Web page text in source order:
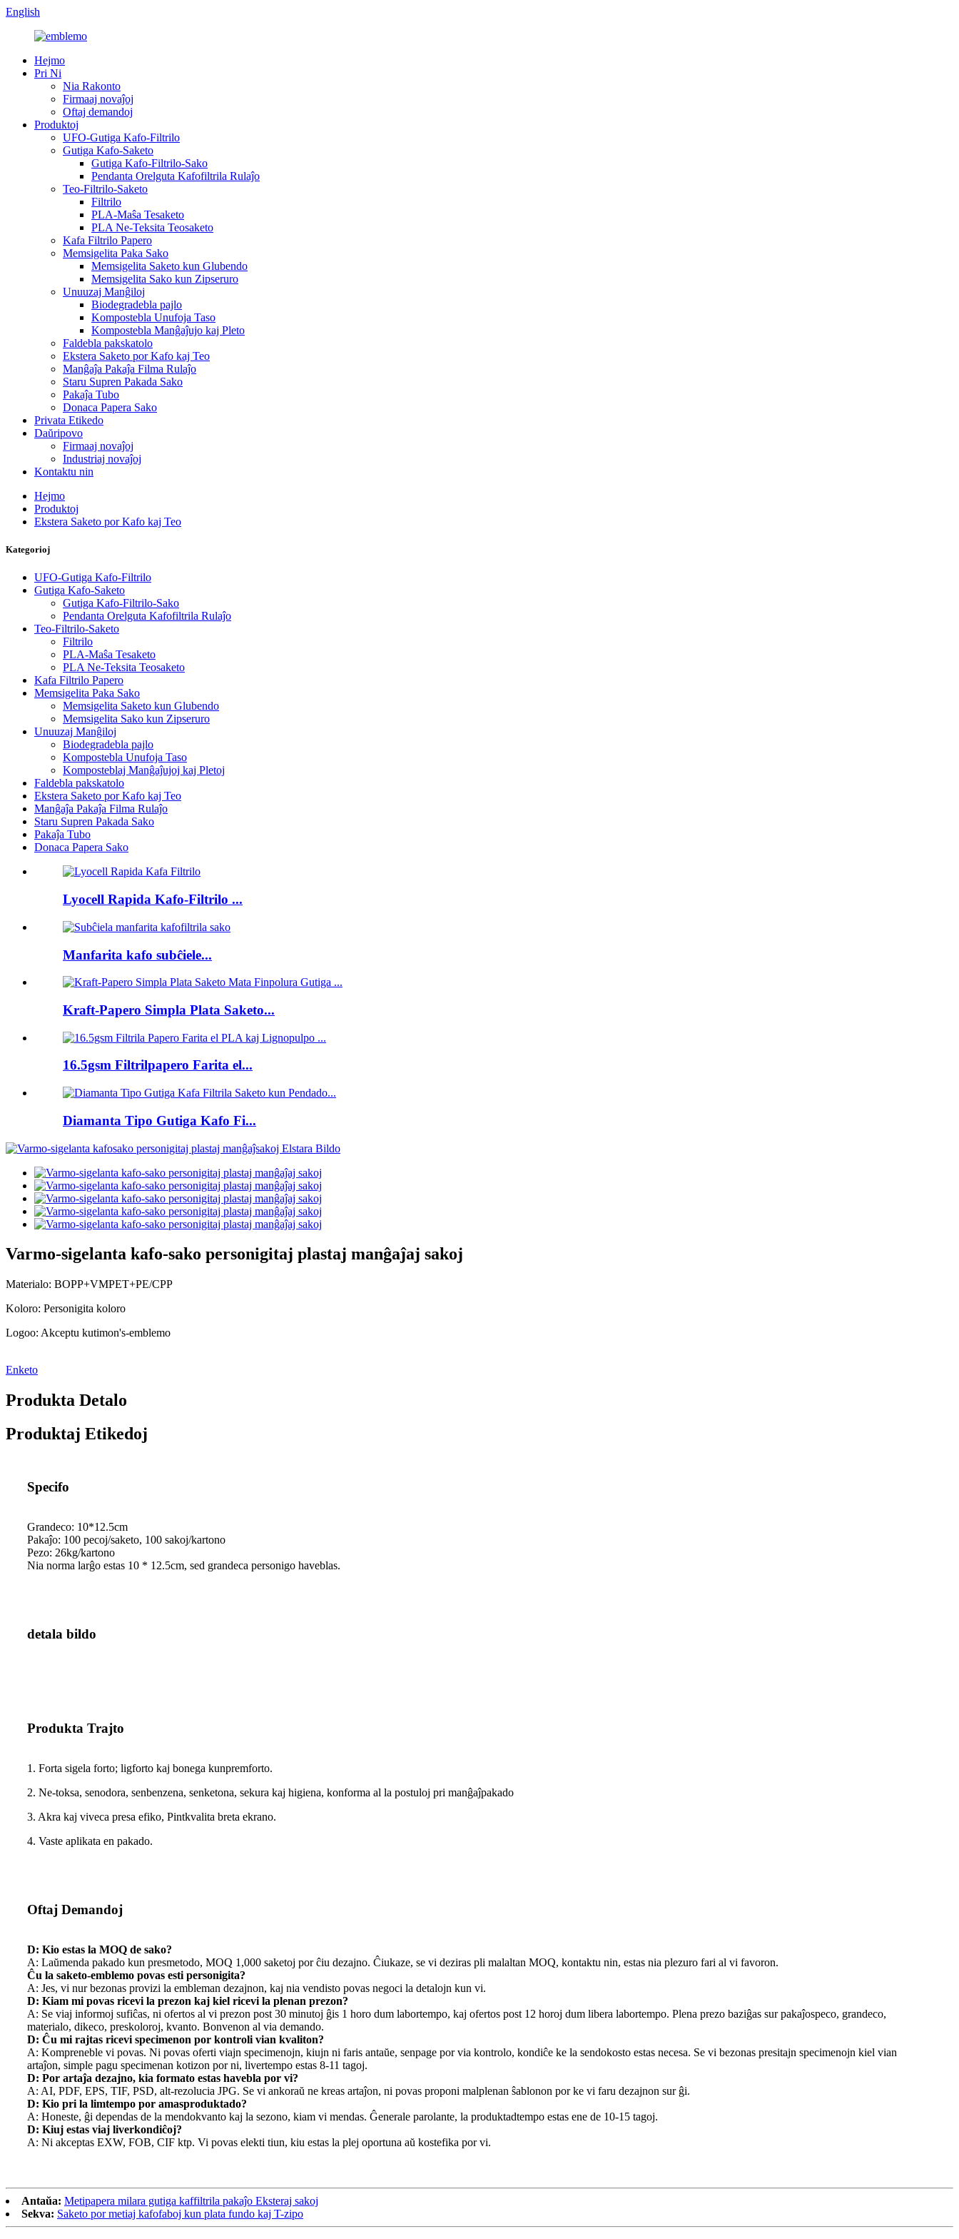
English
Hejmo
Pri Ni
Nia Rakonto
Firmaaj novaĵoj
Oftaj demandoj
Produktoj
UFO-Gutiga Kafo-Filtrilo
Gutiga Kafo-Saketo
Gutiga Kafo-Filtrilo-Sako
Pendanta Orelguta Kafofiltrila Rulaĵo
Teo-Filtrilo-Saketo
Filtrilo
PLA-Maŝa Tesaketo
PLA Ne-Teksita Teosaketo
Kafa Filtrilo Papero
Memsigelita Paka Sako
Memsigelita Saketo kun Glubendo
Memsigelita Sako kun Zipseruro
Unuuzaj Manĝiloj
Biodegradebla pajlo
Kompostebla Unufoja Taso
Kompostebla Manĝaĵujo kaj Pleto
Faldebla pakskatolo
Ekstera Saketo por Kafo kaj Teo
Manĝaĵa Pakaĵa Filma Rulaĵo
Staru Supren Pakada Sako
Pakaĵa Tubo
Donaca Papera Sako
Privata Etikedo
Daŭripovo
Firmaaj novaĵoj
Industriaj novaĵoj
Kontaktu nin
Hejmo
Produktoj
Ekstera Saketo por Kafo kaj Teo
Kategorioj
UFO-Gutiga Kafo-Filtrilo
Gutiga Kafo-Saketo
Gutiga Kafo-Filtrilo-Sako
Pendanta Orelguta Kafofiltrila Rulaĵo
Teo-Filtrilo-Saketo
Filtrilo
PLA-Maŝa Tesaketo
PLA Ne-Teksita Teosaketo
Kafa Filtrilo Papero
Memsigelita Paka Sako
Memsigelita Saketo kun Glubendo
Memsigelita Sako kun Zipseruro
Unuuzaj Manĝiloj
Biodegradebla pajlo
Kompostebla Unufoja Taso
Komposteblaj Manĝaĵujoj kaj Pletoj
Faldebla pakskatolo
Ekstera Saketo por Kafo kaj Teo
Manĝaĵa Pakaĵa Filma Rulaĵo
Staru Supren Pakada Sako
Pakaĵa Tubo
Donaca Papera Sako
Lyocell Rapida Kafo-Filtrilo ...
Manfarita kafo subĉiele...
Kraft-Papero Simpla Plata Saketo...
16.5gsm Filtrilpapero Farita el...
Diamanta Tipo Gutiga Kafo Fi...
Varmo-sigelanta kafo-sako personigitaj plastaj manĝaĵaj sakoj
Materialo: BOPP+VMPET+PE/CPP
Koloro: Personigita koloro
Logoo: Akceptu kutimon's-emblemo
Enketo
Produkta Detalo
Produktaj Etikedoj
Specifo
Grandeco: 10*12.5cm
Pakaĵo: 100 pecoj/saketo, 100 sakoj/kartono
Pezo: 26kg/kartono
Nia norma larĝo estas 10 * 12.5cm, sed grandeca personigo haveblas.
detala bildo
Produkta Trajto
1. Forta sigela forto; ligforto kaj bonega kunpremforto.
2. Ne-toksa, senodora, senbenzena, senketona, sekura kaj higiena, konforma al la postuloj pri manĝaĵpakado
3. Akra kaj viveca presa efiko, Pintkvalita breta ekrano.
4. Vaste aplikata en pakado.
Oftaj Demandoj
D: Kio estas la MOQ de sako?
A: Laŭmenda pakado kun presmetodo, MOQ 1,000 saketoj por ĉiu dezajno. Ĉiukaze, se vi deziras pli malaltan MOQ, kontaktu nin, estas nia plezuro fari al vi favoron.
Ĉu la saketo-emblemo povas esti personigita?
A: Jes, vi nur bezonas provizi la embleman dezajnon, kaj nia vendisto povas negoci la detalojn kun vi.
D: Kiam mi povas ricevi la prezon kaj kiel ricevi la plenan prezon?
A: Se viaj informoj sufiĉas, ni ofertos al vi prezon post 30 minutoj ĝis 1 horo dum labortempo, kaj ofertos post 12 horoj dum libera labortempo. Plena prezo baziĝas sur pakaĵospeco, grandeco,
materialo, dikeco, preskoloroj, kvanto. Bonvenon al via demando.
D: Ĉu mi rajtas ricevi specimenon por kontroli vian kvaliton?
A: Kompreneble vi povas. Ni povas oferti viajn specimenojn, kiujn ni faris antaŭe, senpage por via kontrolo, kondiĉe ke la sendokosto estas necesa. Se vi bezonas presitajn specimenojn kiel vian
artaĵon, simple pagu specimenan kotizon por ni, livertempo estas 8-11 tagoj.
D: Por artaĵa dezajno, kia formato estas havebla por vi?
A: AI, PDF, EPS, TIF, PSD, alt-rezolucia JPG. Se vi ankoraŭ ne kreas artaĵon, ni povas proponi malplenan ŝablonon por ke vi faru dezajnon sur ĝi.
D: Kio pri la limtempo por amasproduktado?
A: Honeste, ĝi dependas de la mendokvanto kaj la sezono, kiam vi mendas. Ĝenerale parolante, la produktadtempo estas ene de 10-15 tagoj.
D: Kiuj estas viaj liverkondiĉoj?
A: Ni akceptas EXW, FOB, CIF ktp. Vi povas elekti tiun, kiu estas la plej oportuna aŭ kostefika por vi.
Antaŭa: Metipapera milara gutiga kaffiltrila pakaĵo Eksteraj sakoj
Sekva: Saketo por metiaj kafofaboj kun plata fundo kaj T-zipo